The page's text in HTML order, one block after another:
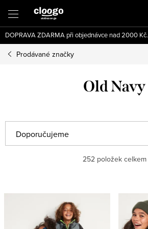
obsah
DOPRAVA ZDARMA při objednávce nad 2000 Kč.
Prodávané značky
Old Navy
a
n
Doporučujeme
Nejprodávanější
252položek celkem
V